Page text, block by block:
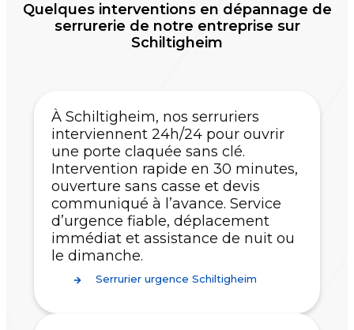
Quelques interventions en dépannage de
serrurerie de notre entreprise sur
Schiltigheim
À Schiltigheim, nos serruriers
interviennent 24h/24 pour ouvrir
une porte claquée sans clé.
Intervention rapide en 30 minutes,
ouverture sans casse et devis
communiqué à l’avance. Service
d’urgence fiable, déplacement
immédiat et assistance de nuit ou
le dimanche.
Serrurier urgence Schiltigheim